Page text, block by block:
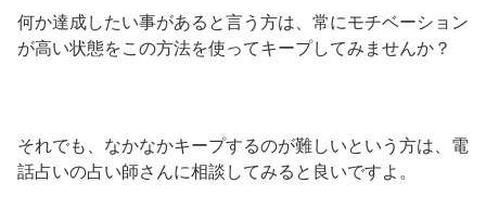
何か達成したい事があると言う方は、常にモチベーション
が高い状態をこの方法を使ってキープしてみませんか？
それでも、なかなかキープするのが難しいという方は、電
話占いの占い師さんに相談してみると良いですよ。